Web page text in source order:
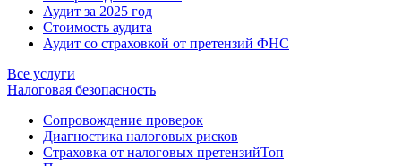
Аудит за 2025 год
Стоимость аудита
Аудит со страховкой от претензий ФНС
Все услуги
Налоговая безопасность
Сопровождение проверок
Диагностика налоговых рисков
Страховка от налоговых претензийТоп